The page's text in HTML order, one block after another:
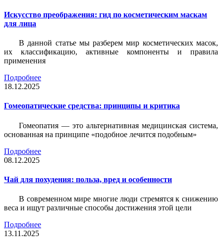
Искусство преображения: гид по косметическим маскам
для лица
В данной статье мы разберем мир косметических масок,
их классификацию, активные компоненты и правила
применения
Подробнее
18.12.2025
Гомеопатические средства: принципы и критика
Гомеопатия — это альтернативная медицинская система,
основанная на принципе «подобное лечится подобным»
Подробнее
08.12.2025
Чай для похудения: польза, вред и особенности
В современном мире многие люди стремятся к снижению
веса и ищут различные способы достижения этой цели
Подробнее
13.11.2025